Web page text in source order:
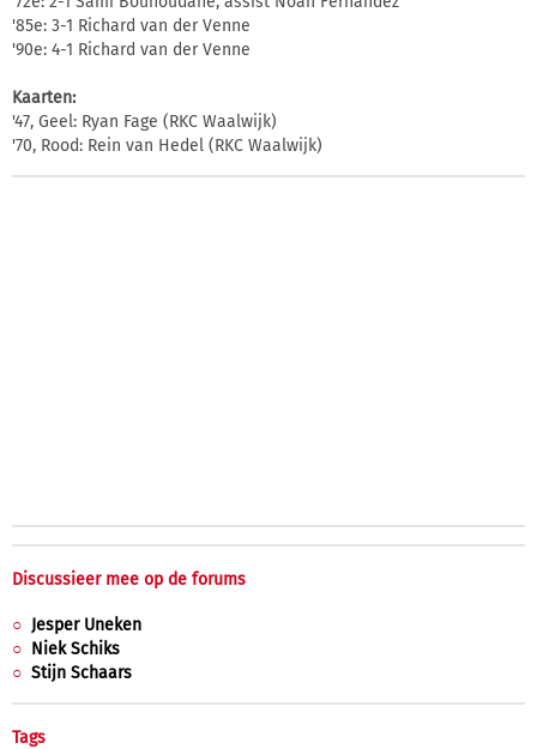
'85e: 3-1 Richard van der Venne
'90e: 4-1 Richard van der Venne
Kaarten:
'47, Geel: Ryan Fage (RKC Waalwijk)
'70, Rood: Rein van Hedel (RKC Waalwijk)
Discussieer mee op de forums
Jesper Uneken
Niek Schiks
Stijn Schaars
Tags